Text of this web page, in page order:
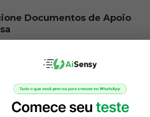
Documentos de Apoio